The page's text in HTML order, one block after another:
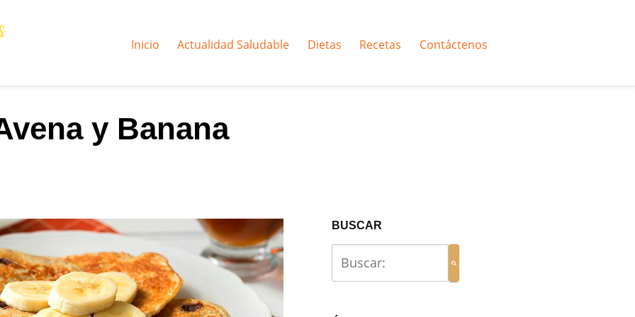
Inicio Actualidad Saludable Dietas Recetas Contáctenos
y Banana
BUSCAR